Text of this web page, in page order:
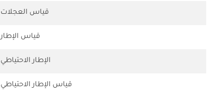
قياس العجلات
قياس الإطار
الإطار الاحتياطي
قياس الإطار الاحتياطي